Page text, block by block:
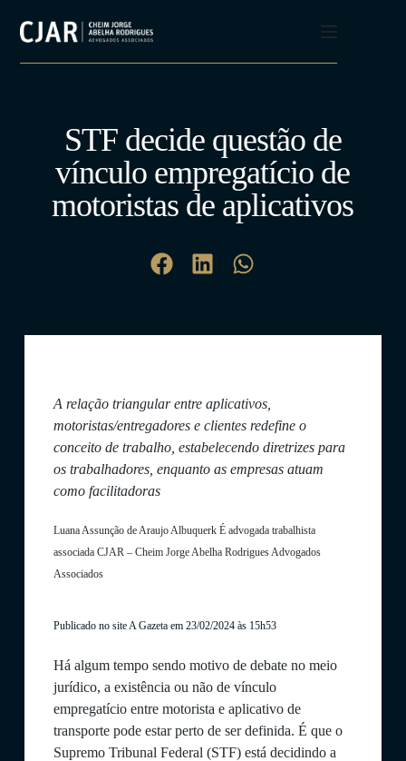
STF decide questão de
vínculo empregatício de
motoristas de aplicativos
A relação triangular entre aplicativos,
motoristas/entregadores e clientes redefine o
conceito de trabalho, estabelecendo diretrizes para
os trabalhadores, enquanto as empresas atuam
como facilitadoras
Luana Assunção de Araujo Albuquerk É advogada trabalhista
associada CJAR – Cheim Jorge Abelha Rodrigues Advogados
Associados
Publicado no site A Gazeta em 23/02/2024 às 15h53
Há algum tempo sendo motivo de debate no meio
jurídico, a existência ou não de vínculo
empregatício entre motorista e aplicativo de
transporte pode estar perto de ser definida. É que o
Supremo Tribunal Federal (STF) está decidindo a